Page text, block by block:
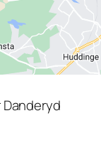
Danderyd